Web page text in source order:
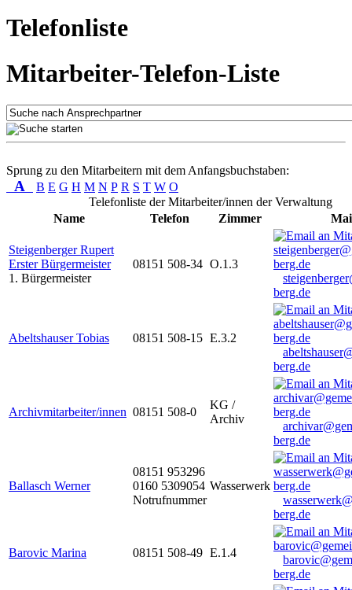
Telefonliste
Mitarbeiter-Telefon-Liste
Sprung zu den Mitarbeitern mit dem Anfangsbuchstaben:
A B E G H M N P R S T W O
Telefonliste der Mitarbeiter/innen der Verwaltung
Name
Telefon Zimmer
Steigenberger Rupert
Erster Bürgermeister
1. Bürgermeister
08151 508-34 O.1.3
berg.de
Abeltshauser Tobias 08151 508-15 E.3.2
berg.de
Archivmitarbeiter/innen 08151 508-0
KG /
Archiv
berg.de
Ballasch Werner
08151 953296
0160 5309054
Notrufnummer
Wasserwerk
berg.de
Barovic Marina 08151 508-49 E.1.4
berg.de